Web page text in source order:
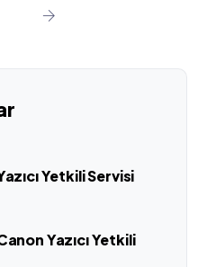
Yetkili Servisi
Yazıcı Yetkili